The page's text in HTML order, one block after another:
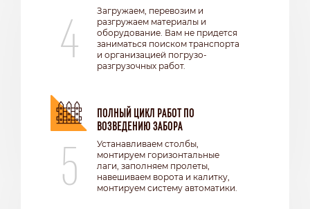
4
Загружаем, перевозим и
разгружаем материалы и
оборудование. Вам не придется
заниматься поиском транспорта
и организацией погрузо-
разгрузочных работ.
5
ПОЛНЫЙ ЦИКЛ РАБОТ ПО
ВОЗВЕДЕНИЮ ЗАБОРА
Устанавливаем столбы,
монтируем горизонтальные
лаги, заполняем пролеты,
навешиваем ворота и калитку,
монтируем систему автоматики.